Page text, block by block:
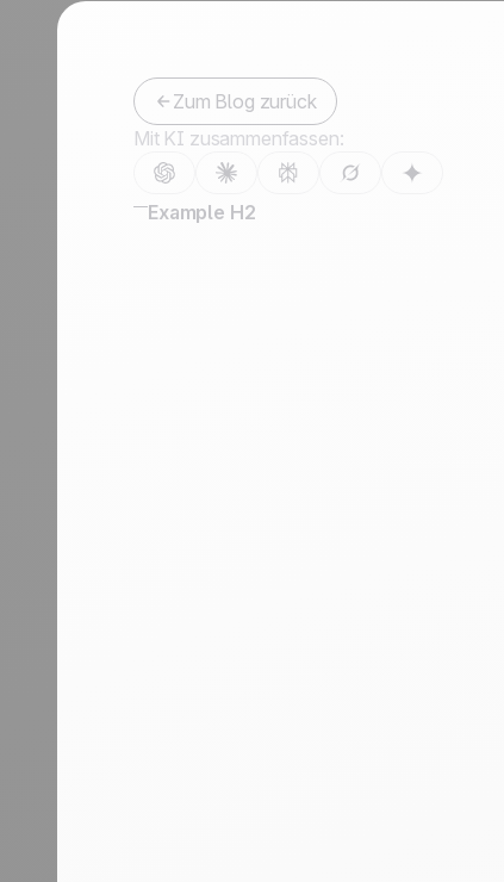
Zum Blog zurück
Mit KI zusammenfassen:
Example H2